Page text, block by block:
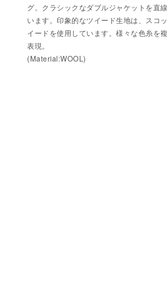
グ。クラシックなダブルジャケットを直
います。印象的なツイード生地は、スコ
イードを使用しています。様々な色糸を
表現。
(Material:WOOL)